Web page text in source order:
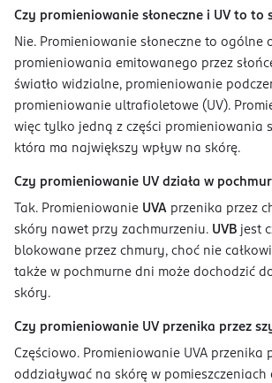
Czy promieniowanie słoneczne i UV to to
Nie. Promieniowanie słoneczne to ogólne
promieniowania emitowanego przez
światło widzialne, promieniowanie
promieniowanie ultrafioletowe (UV).
więc tylko jedną z części promieniowania
która ma największy wpływ na skórę.
Czy promieniowanie UV działa w
Tak. Promieniowanie UVA przenika przez
skóry nawet przy zachmurzeniu. UVB jest
blokowane przez chmury, choć nie
także w pochmurne dni może dochodzić
skóry.
Czy promieniowanie UV przenika przez
Częściowo. Promieniowanie UVA przenika
oddziaływać na skórę w pomieszczeniach